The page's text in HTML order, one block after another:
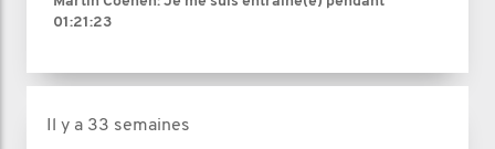
01:21:23
Il y a 33 semaines